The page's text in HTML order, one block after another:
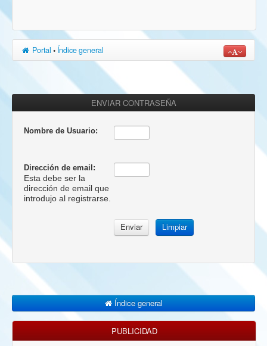
Portal • Índice general
ENVIAR CONTRASEÑA
Nombre de Usuario:
Dirección de email:
Esta debe ser la
dirección de email que
introdujo al registrarse.
Índice general
PUBLICIDAD